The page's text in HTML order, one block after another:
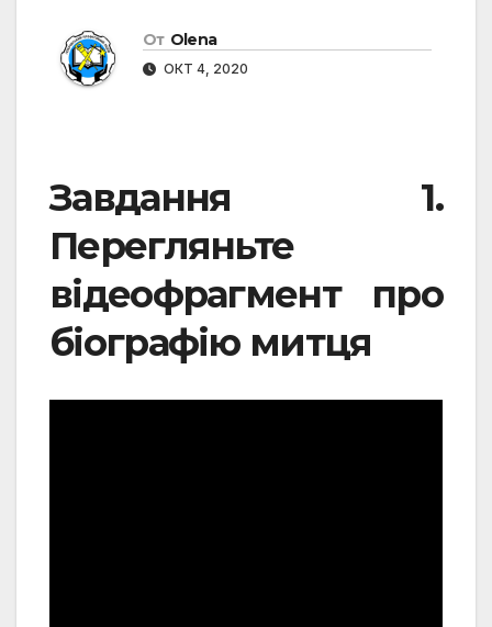
От Olena
ОКТ 4, 2020
Завдання 1.
Перегляньте
відеофрагмент про
біографію митця